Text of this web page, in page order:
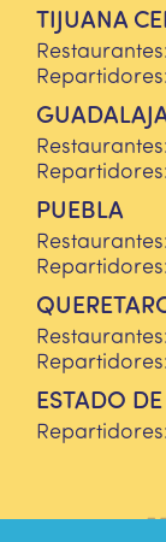
TIJUANA
Restaurantes:
Repartidores:
Restaurantes:
Repartidores:
PUEBLA
Restaurantes:
Repartidores:
Restaurantes:
Repartidores:
ESTADO
Repartidores: